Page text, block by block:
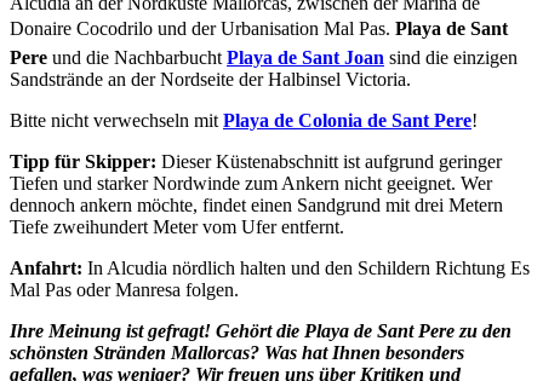
Donaire Cocodrilo und der Urbanisation Mal Pas. Playa de Sant
Pere und die Nachbarbucht Playa de Sant Joan sind die einzigen
Sandstrände an der Nordseite der Halbinsel Victoria.
Bitte nicht verwechseln mit Playa de Colonia de Sant Pere!
Tipp für Skipper: Dieser Küstenabschnitt ist aufgrund geringer
Tiefen und starker Nordwinde zum Ankern nicht geeignet. Wer
dennoch ankern möchte, findet einen Sandgrund mit drei Metern
Tiefe zweihundert Meter vom Ufer entfernt.
Anfahrt: In Alcudia nördlich halten und den Schildern Richtung Es
Mal Pas oder Manresa folgen.
Ihre Meinung ist gefragt! Gehört die Playa de Sant Pere zu den
schönsten Stränden Mallorcas? Was hat Ihnen besonders
gefallen, was weniger? Wir freuen uns über Kritiken und